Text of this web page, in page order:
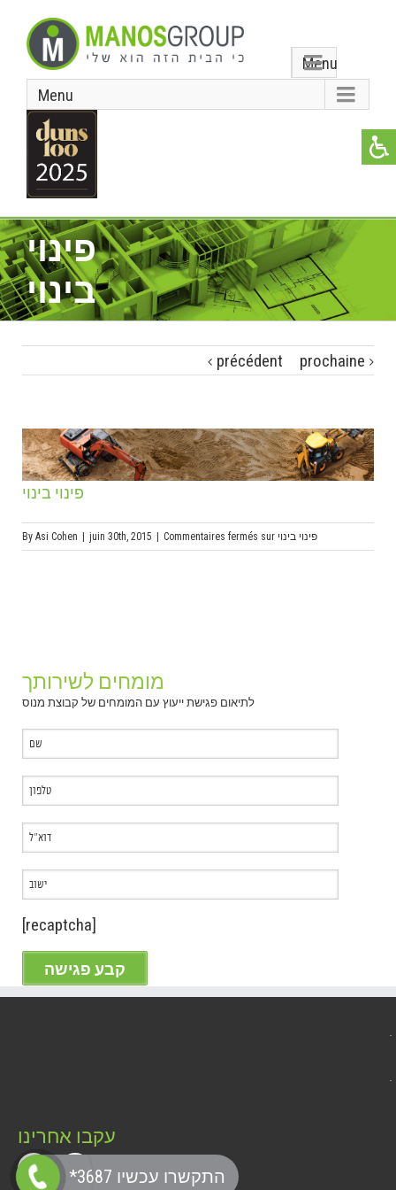
Menu
Menu
פינוי
בינוי
précédent prochaine
פינוי בינוי
By Asi Cohen | juin 30th, 2015 | Commentaires fermés sur פינוי בינוי
מומחים לשירותך
לתיאום פגישת ייעוץ עם המומחים של קבוצת מנוס
[recaptcha]
עקבו אחרינו
*התקשרו עכשיו 3687